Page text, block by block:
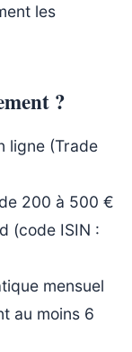
les
?
ligne (Trade
200 à 500 €
(code ISIN :
mensuel
au moins 6